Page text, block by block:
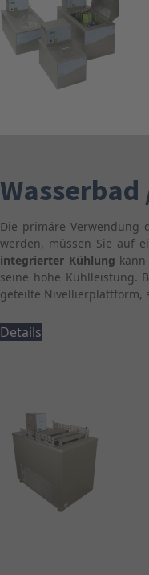
Die primäre Verwendung
werden, müssen Sie auf
integrierter Kühlung
seine hohe Kühlleistung.
geteilte Nivellierplattform,
Details